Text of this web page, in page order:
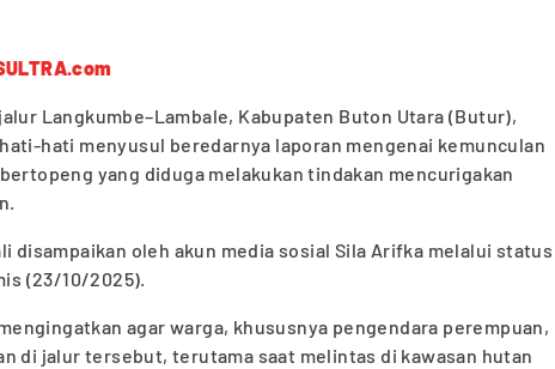
Langkumbe–Lambale, Kabupaten Buton Utara (Butur),
hati menyusul beredarnya laporan mengenai kemunculan
yang diduga melakukan tindakan mencurigakan
disampaikan oleh akun media sosial Sila Arifka melalui status
(23/10/2025).
agar warga, khususnya pengendara perempuan,
di jalur tersebut, terutama saat melintas di kawasan hutan